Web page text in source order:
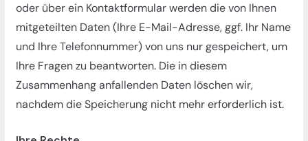
oder über ein Kontaktformular werden die von Ihnen
mitgeteilten Daten (Ihre E-Mail-Adresse, ggf. Ihr Name
und Ihre Telefonnummer) von uns nur gespeichert, um
Ihre Fragen zu beantworten. Die in diesem
Zusammenhang anfallenden Daten löschen wir,
nachdem die Speicherung nicht mehr erforderlich ist.